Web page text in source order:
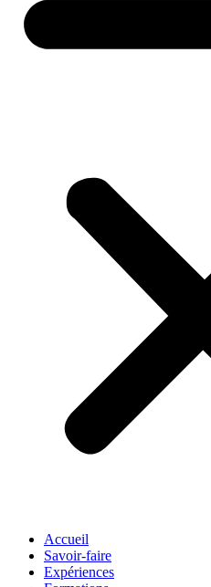
Accueil
Savoir-faire
Expériences